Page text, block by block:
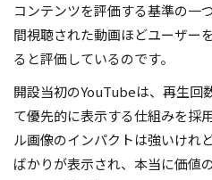
コンテンツを評価する基準の一
間視聴された動画ほどユーザー
ると評価しているのです。
開設当初のYouTubeは、再生回
て優先的に表示する仕組みを採
ル画像のインパクトは強いけれ
ばかりが表示され、本当に価値